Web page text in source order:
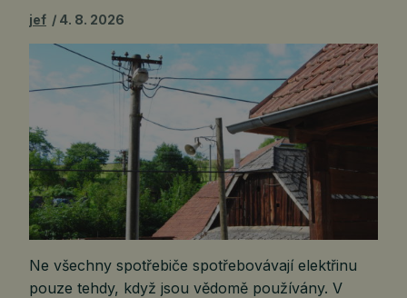
jef 4. 8. 2026
Ne všechny spotřebiče spotřebovávají elektřinu
pouze tehdy, když jsou vědomě používány. V